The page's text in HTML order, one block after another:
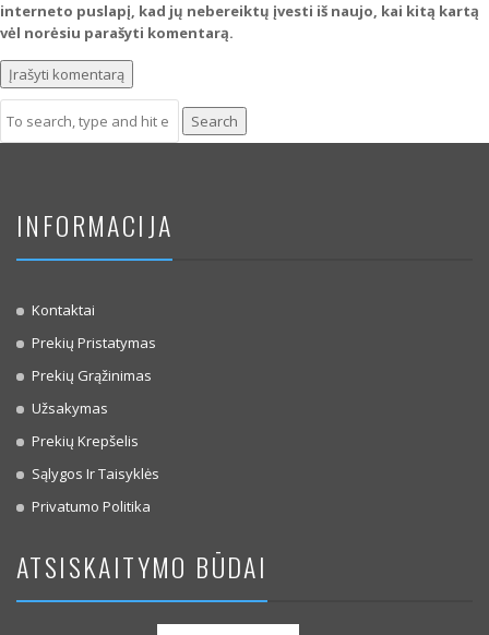
interneto puslapį, kad jų nebereiktų įvesti iš naujo, kai kitą kartą
vėl norėsiu parašyti komentarą.
Search
INFORMACIJA
Kontaktai
Prekių Pristatymas
Prekių Grąžinimas
Užsakymas
Prekių Krepšelis
Sąlygos Ir Taisyklės
Privatumo Politika
ATSISKAITYMO BŪDAI